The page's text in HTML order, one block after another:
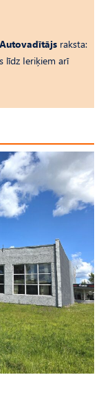
Autovadītājs raksta:
līdz Ieriķiem arī